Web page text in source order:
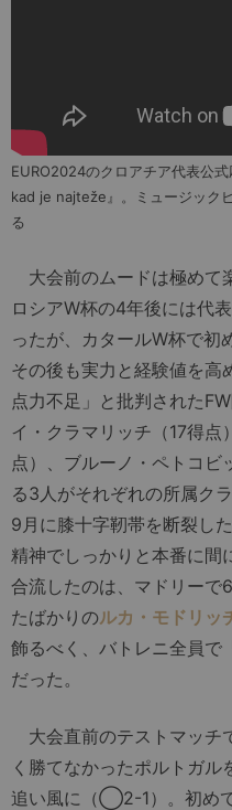
EURO2024のクロアチア代表公
kad je najteže』。ミュージック
る
大会前のムードは極めて
ロシアW杯の4年後には代
ったが、カタールW杯で初
その後も実力と経験値を高
点力不足」と批判された
イ・クラマリッチ（17得点
点）、ブルーノ・ペトコビ
る3人がそれぞれの所属ク
9月に膝十字靭帯を断裂した
精神でしっかりと本番に間
合流したのは、マドリーで
たばかりのルカ・モドリッ
飾るべく、バトレニ全員で
だった。
大会直前のテストマッチ
く勝てなかったポルトガル
追い風に（◯2-1）。初め